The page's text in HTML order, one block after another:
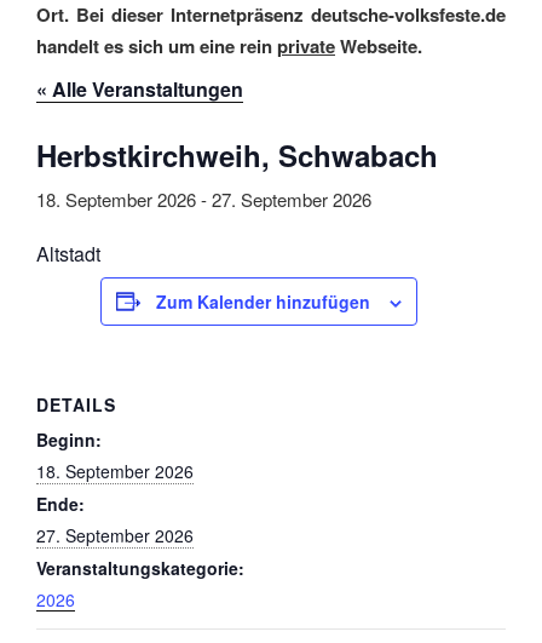
Ort. Bei dieser Internetpräsenz deutsche-volksfeste.de
handelt es sich um eine reinprivateWebseite.
« Alle Veranstaltungen
Herbstkirchweih, Schwabach
18. September 2026-27. September 2026
Altstadt
Zum Kalender hinzufügen
DETAILS
Beginn:
18. September 2026
Ende:
27. September 2026
Veranstaltungskategorie:
2026